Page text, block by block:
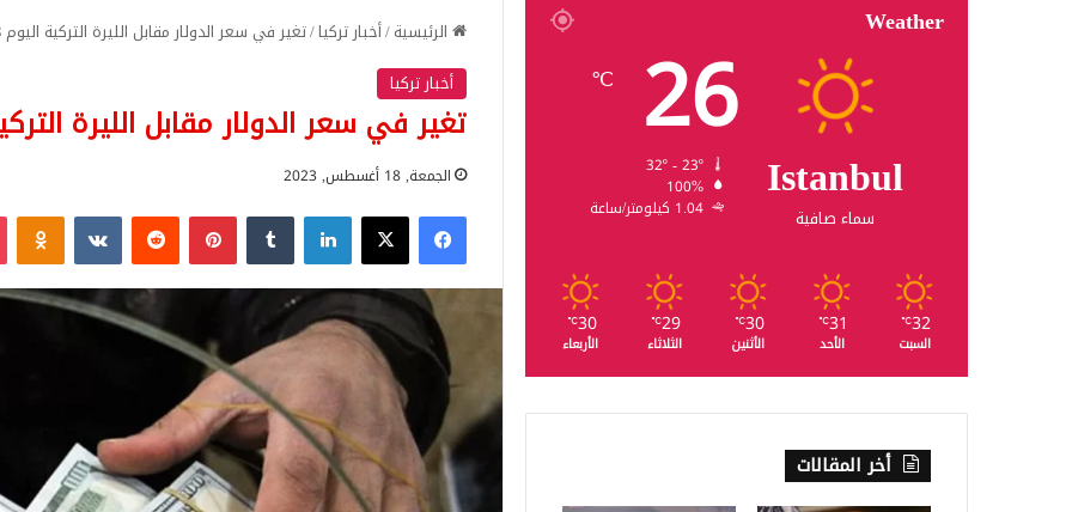
الرئيسية/أخبار تركيا/تغير في سعر الدولار مقابل الليرة التركية اليوم 18 أغسطس
أخبار تركيا
تغير في سعر الدولار مقابل الليرة التركية
الجمعة, 18 أغسطس, 2023
فيسبوك‫X لينكدإن بينتيريست
Weather
Istanbul
سماء صافية
26
℃
100%
1.04 كيلومتر/ساعة
32
℃
السبت
31
℃
الأحد
30
℃
الأثنين
29
℃
الثلاثاء
30
℃
الأربعاء
أخر المقالات